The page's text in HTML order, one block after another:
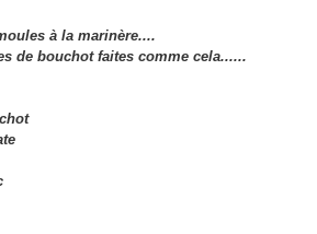
à la marinère....
de bouchot faites comme cela......